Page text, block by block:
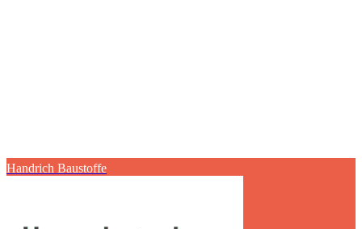
Handrich Baustoffe